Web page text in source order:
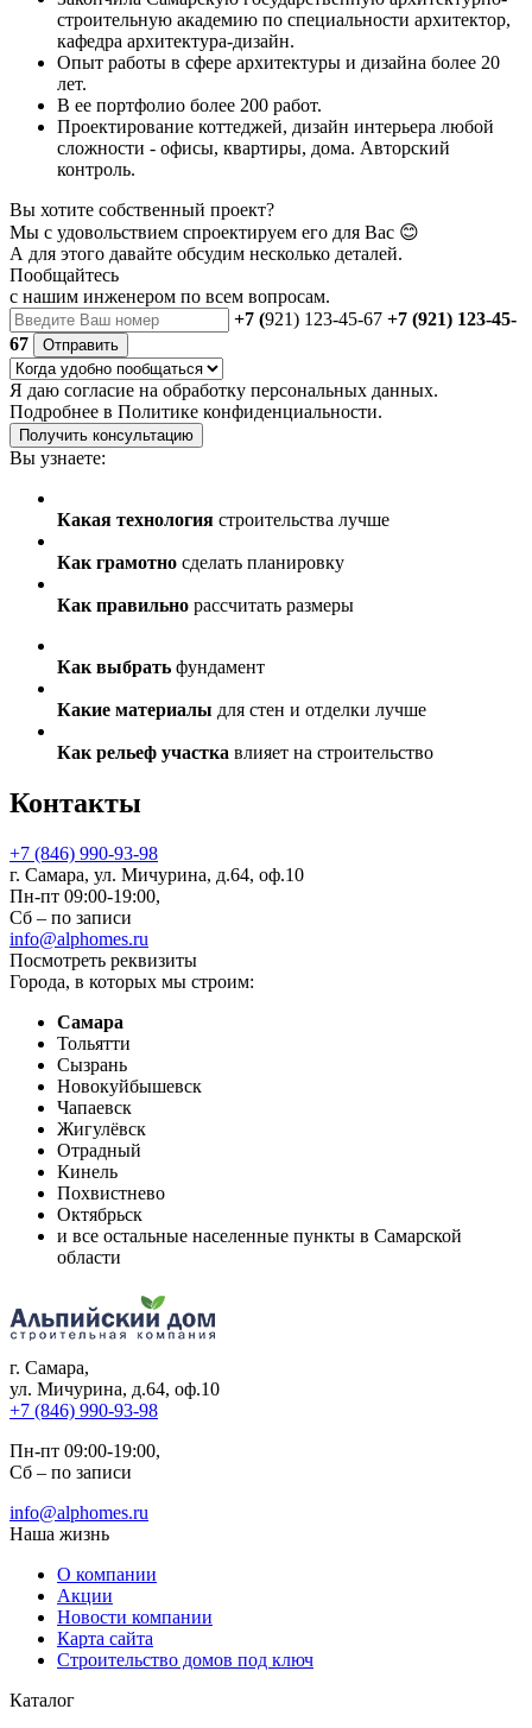
строительную академию по специальности архитектор,
кафедра архитектура-дизайн.
Опыт работы в сфере архитектуры и дизайна более 20
лет.
В ее портфолио более 200 работ.
Проектирование коттеджей, дизайн интерьера любой
сложности - офисы, квартиры, дома. Авторский
контроль.
Вы хотите собственный проект?
Мы с удовольствием спроектируем его для Вас 😊
А для этого давайте обсудим несколько деталей.
Пообщайтесь
с нашим инженером по всем вопросам.
+7 (921) 123-45-67 +7 (921) 123-45-
67
Отправить
Я даю согласие на обработку персональных данных.
Подробнее в Политике конфиденциальности.
Получить консультацию
Вы узнаете:
Какая технология строительства лучше
Как грамотно сделать планировку
Как правильно рассчитать размеры
Как выбрать фундамент
Какие материалы для стен и отделки лучше
Как рельеф участка влияет на строительство
Контакты
+7 (846) 990-93-98
г. Самара, ул. Мичурина, д.64, оф.10
Пн-пт 09:00-19:00,
Сб – по записи
info@alphomes.ru
Посмотреть реквизиты
Города, в которых мы строим:
Самара
Тольятти
Сызрань
Новокуйбышевск
Чапаевск
Жигулёвск
Отрадный
Кинель
Похвистнево
Октябрьск
и все остальные населенные пункты в Самарской
области
г. Самара,
ул. Мичурина, д.64, оф.10
+7 (846) 990-93-98
Пн-пт 09:00-19:00,
Сб – по записи
info@alphomes.ru
Наша жизнь
О компании
Акции
Новости компании
Карта сайта
Строительство домов под ключ
Каталог